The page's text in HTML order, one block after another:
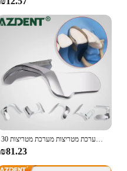
30 יח 'מטריצת שיניים עורפית מטריצת מתכת קדמית רצועות מערכת מטריצות מערכת מטריצות
₪81.23